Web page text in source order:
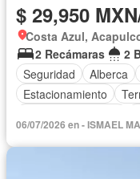
$ 29,950
Costa Azul,
2 Recámaras
2
Seguridad
Alberca
Estacionamiento
Acceso para
06/07/2026 en - ISMAEL